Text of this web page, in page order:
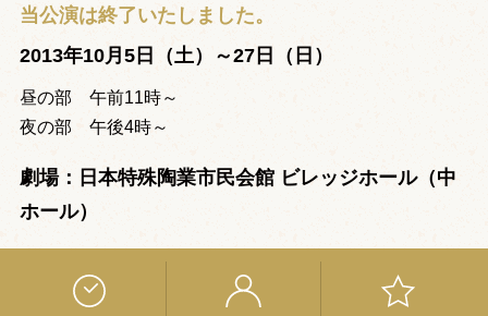
当公演は終了いたしました。
2013年10月5日（土）～27日（日）
昼の部 午前11時～
夜の部 午後4時～
劇場：日本特殊陶業市民会館 ビレッジホール（中
ホール）